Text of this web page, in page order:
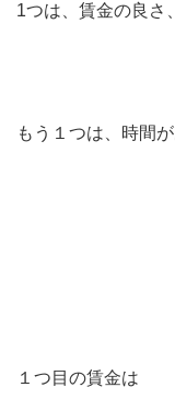
1つは、賃金の良さ
もう１つは、時間が
１つ目の賃金は